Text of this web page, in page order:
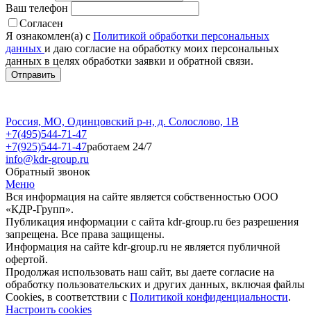
Ваш телефон
Согласен
Я ознакомлен(а) с Политикой обработки персональных
данных и даю согласие на обработку моих персональных
данных в целях обработки заявки и обратной связи.
Россия, МО, Одинцовский р-н, д. Солослово, 1В
+7(495)544-71-47
+7(925)544-71-47работаем 24/7
info@kdr-group.ru
Обратный звонок
Меню
Вся информация на сайте является собственностью ООО
«КДР-Групп».
Публикация информации с сайта kdr-group.ru без разрешения
запрещена. Все права защищены.
Информация на сайте kdr-group.ru не является публичной
офертой.
Продолжая использовать наш сайт, вы даете согласие на
обработку пользовательских и других данных, включая файлы
Cookies, в соответствии с Политикой конфиденциальности.
Настроить cookies